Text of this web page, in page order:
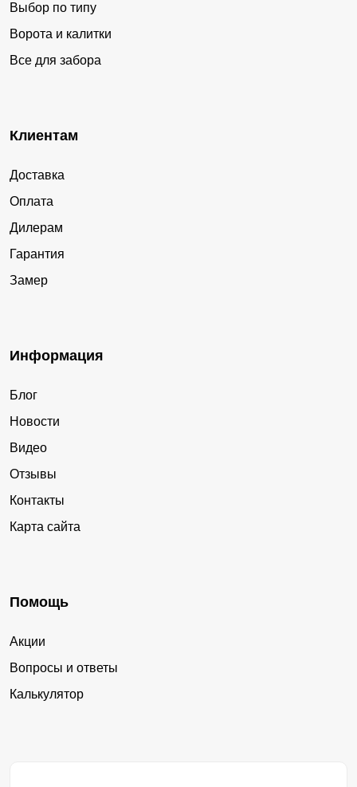
Выбор по типу
Ворота и калитки
Все для забора
Клиентам
Доставка
Оплата
Дилерам
Гарантия
Замер
Информация
Блог
Новости
Видео
Отзывы
Контакты
Карта сайта
Помощь
Акции
Вопросы и ответы
Калькулятор